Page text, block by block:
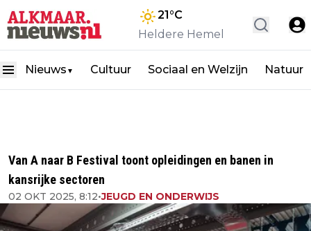
21°C
Heldere Hemel
Nieuws ▼ Cultuur Sociaal en Welzijn Natuur
Van A naar B Festival toont opleidingen en banen in
kansrijke sectoren
02 OKT 2025, 8:12•JEUGD EN ONDERWIJS